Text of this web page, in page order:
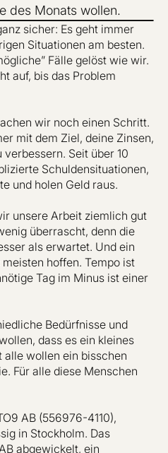
des Monats wollen.
sicher: Es geht immer
Situationen am besten.
Fälle gelöst wie wir.
auf, bis das Problem
wir noch einen Schritt.
mit dem Ziel, deine Zinsen,
Seit über 10
Schuldensituationen,
und holen Geld raus.
unsere Arbeit ziemlich gut
überrascht, denn die
als erwartet. Und ein
hoffen. Tempo ist
Tag im Minus ist einer
Bedürfnisse und
dass es ein kleines
alle wollen ein bisschen
Für alle diese Menschen
AB (556976-4110),
in Stockholm. Das
abgewickelt, ein